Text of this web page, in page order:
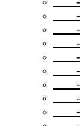
-
-
-
-
-
-
-
-